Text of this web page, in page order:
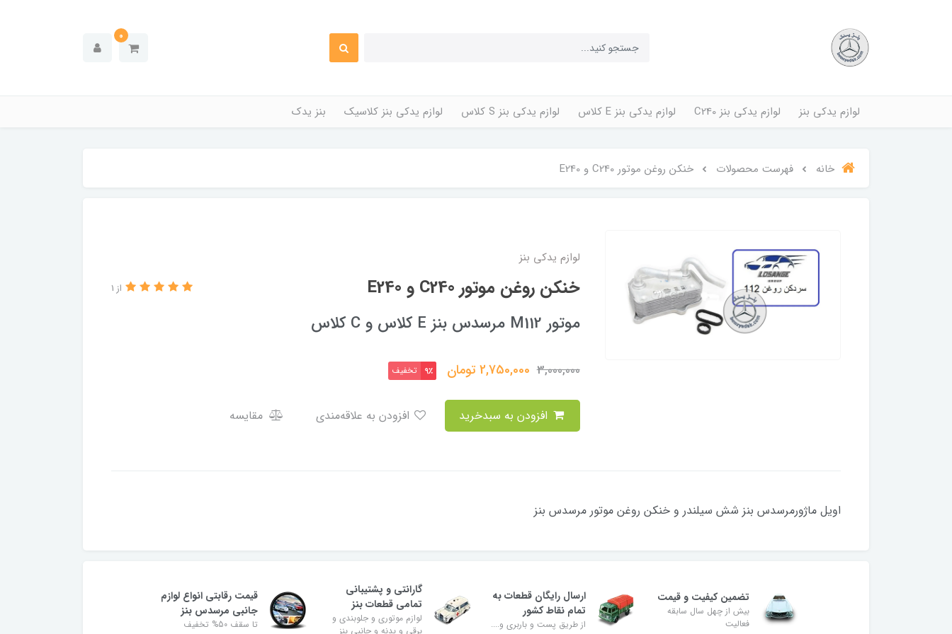
0
لوازم یدکی بنز لوازم یدکی بنز C240 لوازم یدکی بنز E کلاس لوازم یدکی بنز S کلاس لوازم یدکی بنز کلاسیک بنز یدک
خانه فهرست محصولات خنکن روغن موتور C240 و E240
لوازم یدکی بنز
خنکن روغن موتور C240 و E240 از 1
موتور M112 مرسدس بنز E کلاس و C کلاس
3,000,000
2,750,000تومان 9٪ تخفیف
مقایسه
اویل ماژورمرسدس بنز شش سیلندر و خنکن روغن موتور مرسدس بنز
تضمین کیفیت و قیمت
بیش از چهل سال سابقه
فعالیت
ارسال رایگان قطعات به
تمام نقاط کشور
از طریق پست و باربری و....
گارانتی و پشتیبانی
تمامی قطعات بنز
لوازم موتوری و جلوبندی و
برقی و بدنه و جانبی بنز
قیمت رقابتی انواع لوازم
جانبی مرسدس بنز
تا سقف 50% تخفیف